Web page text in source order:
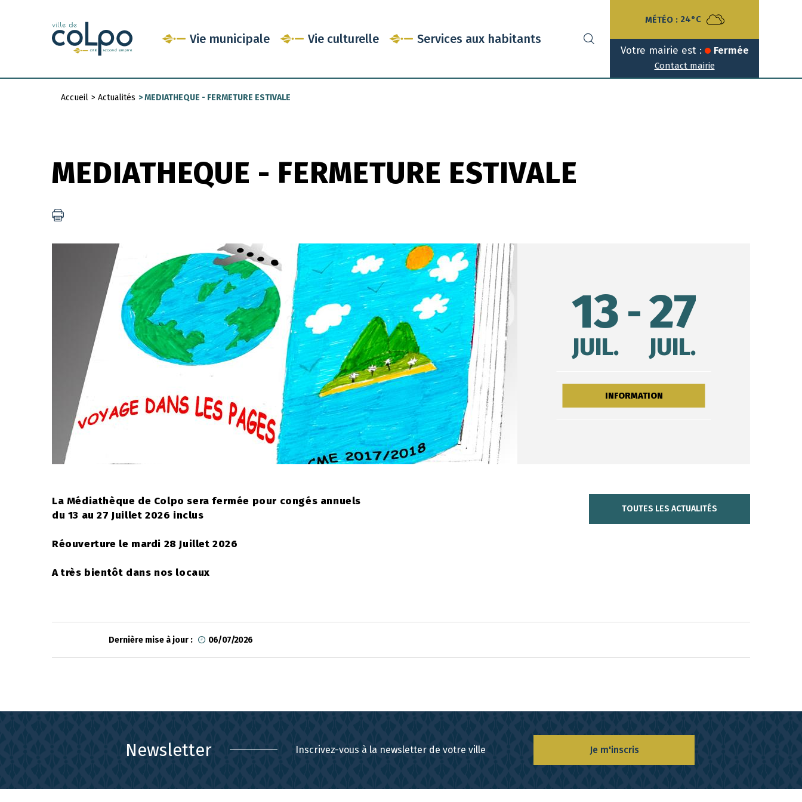
Vie municipale Vie culturelle Services aux habitants
MÉTÉO : 24°C
Votre mairie est : Fermée
Contact mairie
Accueil > Actualités >MEDIATHEQUE - FERMETURE ESTIVALE
MEDIATHEQUE - FERMETURE ESTIVALE
13
JUIL.
27
JUIL.
INFORMATION
La Médiathèque de Colpo sera fermée pour congés annuels
du 13 au 27 Juillet 2026 inclus
Réouverture le mardi 28 Juillet 2026
A très bientôt dans nos locaux
TOUTES LES ACTUALITÉS
Dernière mise à jour : 06/07/2026
Newsletter Inscrivez-vous à la newsletter de votre ville Je m'inscris